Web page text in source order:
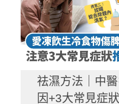
祛濕方法｜中
因+3大常見症